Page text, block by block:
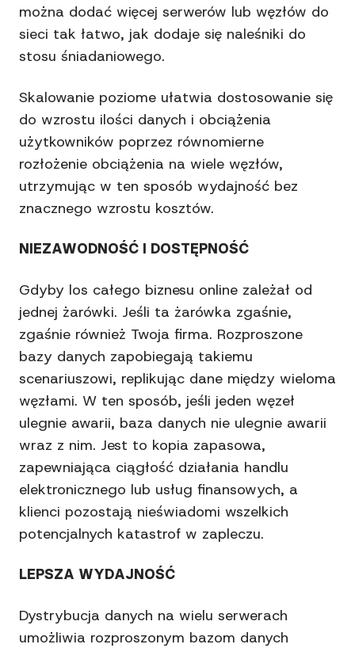
można dodać więcej serwerów lub węzłów do
sieci tak łatwo, jak dodaje się naleśniki do
stosu śniadaniowego.
Skalowanie poziome ułatwia dostosowanie się
do wzrostu ilości danych i obciążenia
użytkowników poprzez równomierne
rozłożenie obciążenia na wiele węzłów,
utrzymując w ten sposób wydajność bez
znacznego wzrostu kosztów.
NIEZAWODNOŚĆ I DOSTĘPNOŚĆ
Gdyby los całego biznesu online zależał od
jednej żarówki. Jeśli ta żarówka zgaśnie,
zgaśnie również Twoja firma. Rozproszone
bazy danych zapobiegają takiemu
scenariuszowi, replikując dane między wieloma
węzłami. W ten sposób, jeśli jeden węzeł
ulegnie awarii, baza danych nie ulegnie awarii
wraz z nim. Jest to kopia zapasowa,
zapewniająca ciągłość działania handlu
elektronicznego lub usług finansowych, a
klienci pozostają nieświadomi wszelkich
potencjalnych katastrof w zapleczu.
LEPSZA WYDAJNOŚĆ
Dystrybucja danych na wielu serwerach
umożliwia rozproszonym bazom danych